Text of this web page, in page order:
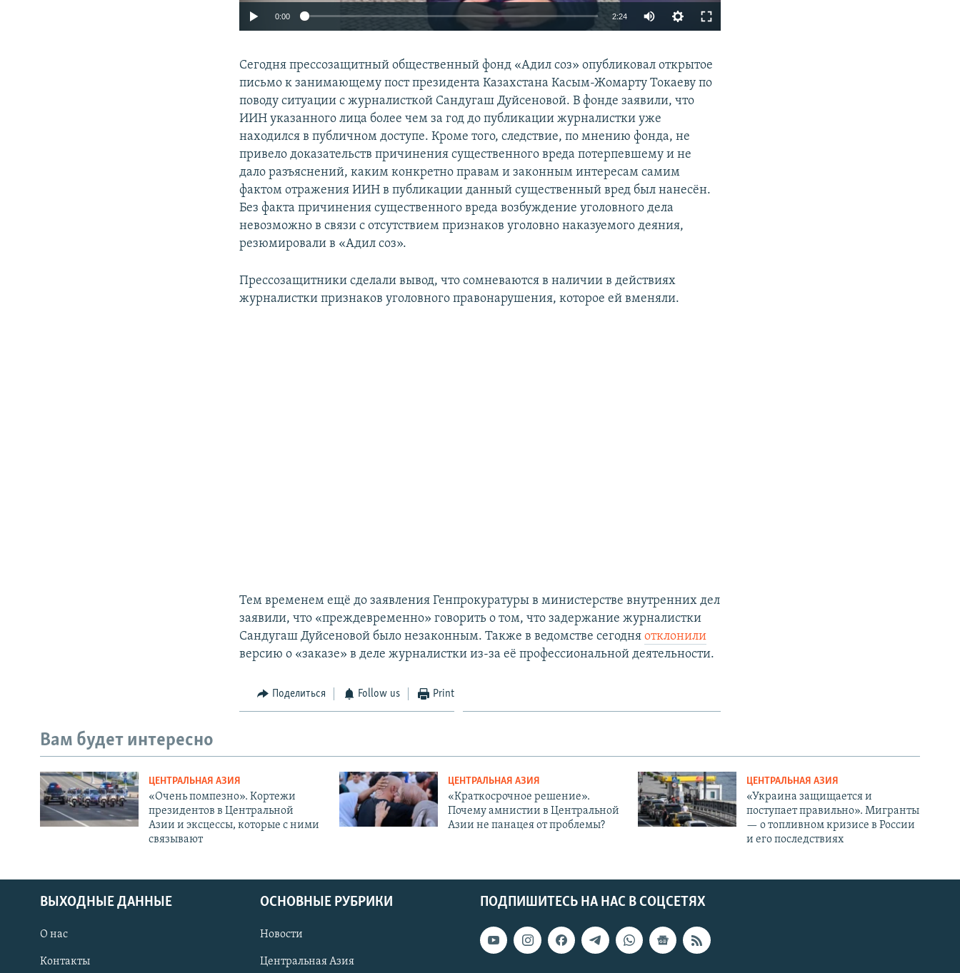
EMBED
Auto 240p 360p 480p
720p 1080p
0:00 2:24
360p
480p
1080p
Сегодня прессозащитный общественный фонд «Адил соз» опубликовал открытое
письмо к занимающему пост президента Казахстана Касым-Жомарту Токаеву по
поводу ситуации с журналисткой Сандугаш Дуйсеновой. В фонде заявили, что
ИИН указанного лица более чем за год до публикации журналистки уже
находился в публичном доступе. Кроме того, следствие, по мнению фонда, не
привело доказательств причинения существенного вреда потерпевшему и не
дало разъяснений, каким конкретно правам и законным интересам самим
фактом отражения ИИН в публикации данный существенный вред был нанесён.
Без факта причинения существенного вреда возбуждение уголовного дела
невозможно в связи с отсутствием признаков уголовно наказуемого деяния,
резюмировали в «Адил соз».
Прессозащитники сделали вывод, что сомневаются в наличии в действиях
журналистки признаков уголовного правонарушения, которое ей вменяли.
Тем временем ещё до заявления Генпрокуратуры в министерстве внутренних дел
заявили, что «преждевременно» говорить о том, что задержание журналистки
Сандугаш Дуйсеновой было незаконным. Также в ведомстве сегодняотклонили
версию о «заказе» в деле журналистки из-за её профессиональной деятельности.
Поделиться Follow us Print
Вам будет интересно
ЦЕНТРАЛЬНАЯ АЗИЯ
«Очень помпезно». Кортежи
президентов в Центральной
Азии и эксцессы, которые с ними
связывают
ЦЕНТРАЛЬНАЯ АЗИЯ
«Краткосрочное решение».
Почему амнистии в Центральной
Азии не панацея от проблемы?
ЦЕНТРАЛЬНАЯ АЗИЯ
«Украина защищается и
поступает правильно». Мигранты
— о топливном кризисе в России
и его последствиях
ПОДПИШИТЕСЬ НА НАС В СОЦСЕТЯХ
ВЫХОДНЫЕ ДАННЫЕ
О нас
Контакты
ОСНОВНЫЕ РУБРИКИ
Новости
Центральная Азия